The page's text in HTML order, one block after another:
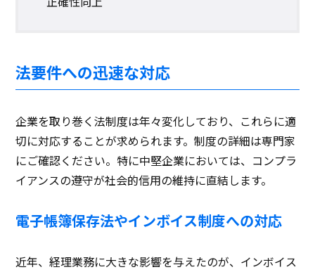
法要件への迅速な対応
企業を取り巻く法制度は年々変化しており、これらに適
切に対応することが求められます。制度の詳細は専門家
にご確認ください。特に中堅企業においては、コンプラ
イアンスの遵守が社会的信用の維持に直結します。
電子帳簿保存法やインボイス制度への対応
近年、経理業務に大きな影響を与えたのが、インボイス